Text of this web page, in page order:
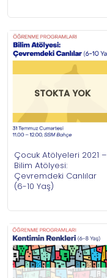
STOKTA YOK
Çocuk Atölyeleri 2021 –
Bilim Atölyesi:
Çevremdeki Canlılar
(6-10 Yaş)